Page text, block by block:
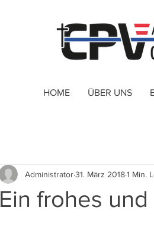
HOME ÜBER UNS
Ein frohes
Administrator31. März 20181 Min.